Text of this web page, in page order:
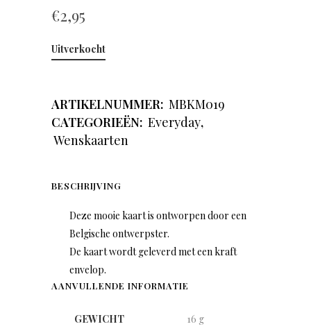
€2,95
Uitverkocht
ARTIKELNUMMER: MBKM019
CATEGORIEËN: Everyday,
Wenskaarten
BESCHRIJVING
Deze mooie kaart is ontworpen door een
Belgische ontwerpster.
De kaart wordt geleverd met een kraft
envelop.
AANVULLENDE INFORMATIE
GEWICHT
16 g